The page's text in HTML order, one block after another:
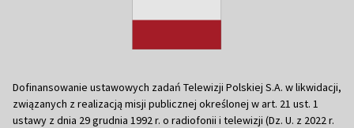
Dofinansowanie ustawowych zadań Telewizji Polskiej S.A. w likwidacji,
związanych z realizacją misji publicznej określonej w art. 21 ust. 1
ustawy z dnia 29 grudnia 1992 r. o radiofonii i telewizji (Dz. U. z 2022 r.